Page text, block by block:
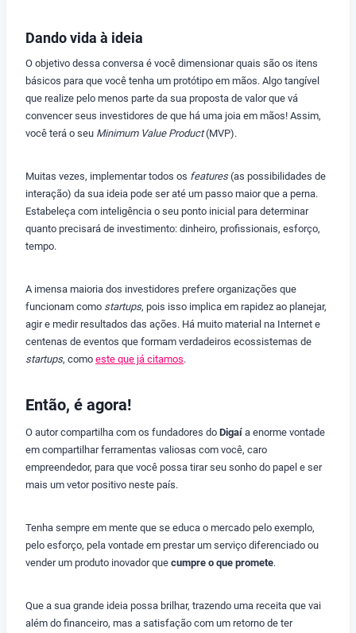
Dando vida à ideia
O objetivo dessa conversa é você dimensionar quais são os itens
básicos para que você tenha um protótipo em mãos. Algo tangível
que realize pelo menos parte da sua proposta de valor que vá
convencer seus investidores de que há uma joia em mãos! Assim,
você terá o seu Minimum Value Product(MVP).
Muitas vezes, implementar todos os features(as possibilidades de
interação) da sua ideia pode ser até um passo maior que a perna.
Estabeleça com inteligência o seu ponto inicial para determinar
quanto precisará de investimento: dinheiro, profissionais, esforço,
tempo.
A imensa maioria dos investidores prefere organizações que
funcionam como startups, pois isso implica em rapidez ao planejar,
agir e medir resultados das ações. Há muito material na Internet e
centenas de eventos que formam verdadeiros ecossistemas de
startups, como este que já citamos.
Então, é agora!
O autor compartilha com os fundadores do Digaí a enorme vontade
em compartilhar ferramentas valiosas com você, caro
empreendedor, para que você possa tirar seu sonho do papel e ser
mais um vetor positivo neste país.
Tenha sempre em mente que se educa o mercado pelo exemplo,
pelo esforço, pela vontade em prestar um serviço diferenciado ou
vender um produto inovador que cumpre o que promete.
Que a sua grande ideia possa brilhar, trazendo uma receita que vai
além do financeiro, mas a satisfação com um retorno de ter